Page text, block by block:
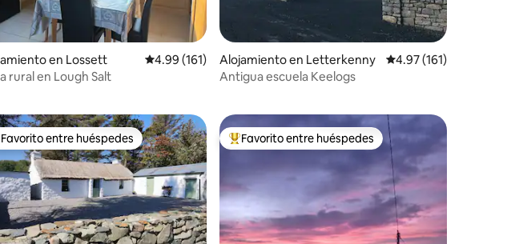
4.96 de 5, 198 reseñas
en Lossett Calificación promedio: 4.99 de 5, 161 reseñas
4.99 (161)
rural en Lough Salt
Alojamiento en Letterkenny Calificación promedio:
4.97 (161)
Antigua escuela Keelogs
entre huéspedes preferido
Favorito entre huéspedes Favorito entre huéspedes preferido
Favorito entre huéspedes